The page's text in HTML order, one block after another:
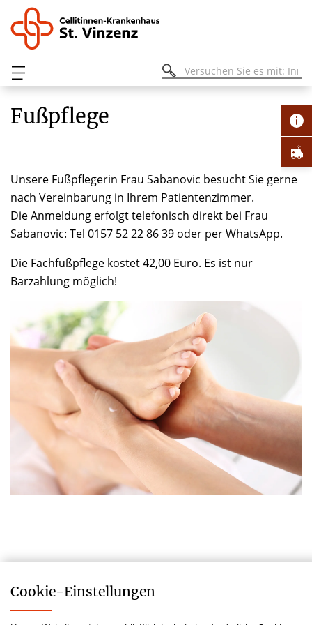
Fußpflege
Unsere Fußpflegerin Frau Sabanovic besucht Sie gerne
nach Vereinbarung in Ihrem Patientenzimmer.
Die Anmeldung erfolgt telefonisch direkt bei Frau
Sabanovic: Tel 0157 52 22 86 39 oder per WhatsApp.
Die Fachfußpflege kostet 42,00 Euro. Es ist nur
Barzahlung möglich!
Cookie-­Einstellungen